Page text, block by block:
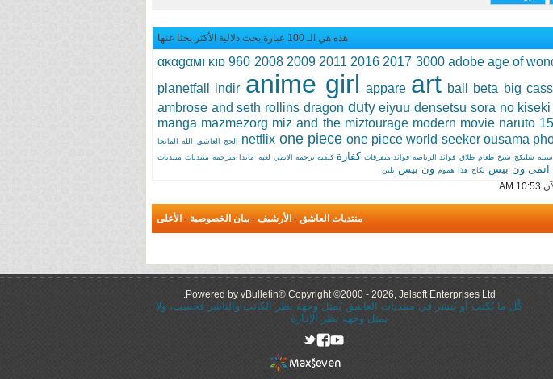
هذه هي الـ 100 عبارة بحث دلالية الأكثر بحثا عنها
ακαgαмı κıɒ 960 2008 2009 2011 2016 2017 3000 adobe age of
planetfall indir anime girl appare art ball beta big cass
ambrose and seth rollins dragon duty eiyuu densetsu sora no
manga mazmezorg miz and the miztourage modern movie naruto
netflix one piece one piece world seeker ousama الحج العاشق الله المانجا
سيئة شلنكح شيخ طعام طلاق فوائد الرياضة فوائد متفرقات كفارة كيفية ترجمة الانمي لعبة ماندا مترجمة منتديات منتديات
انمى ون بيس نكاح هذا هموم ون بيس يلين
10:53 AM
.
منتديات العاشق - الأرشيف - بيان الخصوصية - الأعلى
Powered by vBulletin® Copyright ©2000 - 2026, Jelsoft Enterprises Ltd.
كُل ما يُكتب أو يُنشر في منتديات العاشق يُمثل وجهة نظر الكاتب والناشر فحسب، ولا
يمثل وجهه نظر الإدارة